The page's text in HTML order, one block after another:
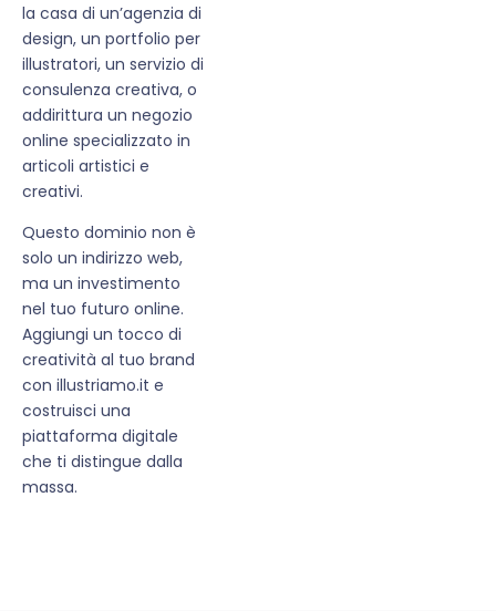
la casa di un’agenzia di
design, un portfolio per
illustratori, un servizio di
consulenza creativa, o
addirittura un negozio
online specializzato in
articoli artistici e
creativi.
Questo dominio non è
solo un indirizzo web,
ma un investimento
nel tuo futuro online.
Aggiungi un tocco di
creatività al tuo brand
con illustriamo.it e
costruisci una
piattaforma digitale
che ti distingue dalla
massa.